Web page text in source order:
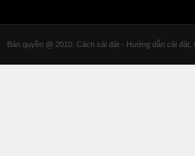
Bản quyền @ 2010. Cách cài đặt - Hướng dẫn cài đặt,